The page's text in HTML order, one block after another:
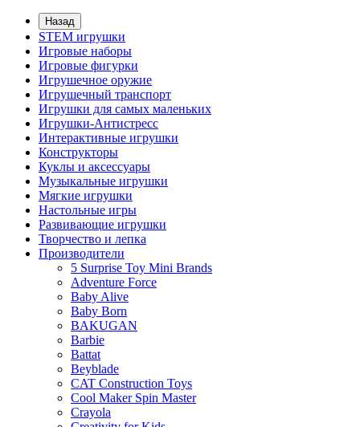
Назад
STEM игрушки
Игровые наборы
Игровые фигурки
Игрушечное оружие
Игрушечный транспорт
Игрушки для самых маленьких
Игрушки-Антистресс
Интерактивные игрушки
Конструкторы
Куклы и аксессуары
Музыкальные игрушки
Мягкие игрушки
Настольные игры
Развивающие игрушки
Творчество и лепка
Производители
5 Surprise Toy Mini Brands
Adventure Force
Baby Alive
Baby Born
BAKUGAN
Barbie
Battat
Beyblade
CAT Construction Toys
Cool Maker Spin Master
Crayola